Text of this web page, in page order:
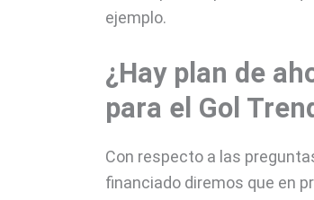
ejemplo.
¿Hay plan de
para el Gol
Con respecto a las
financiado diremos que en